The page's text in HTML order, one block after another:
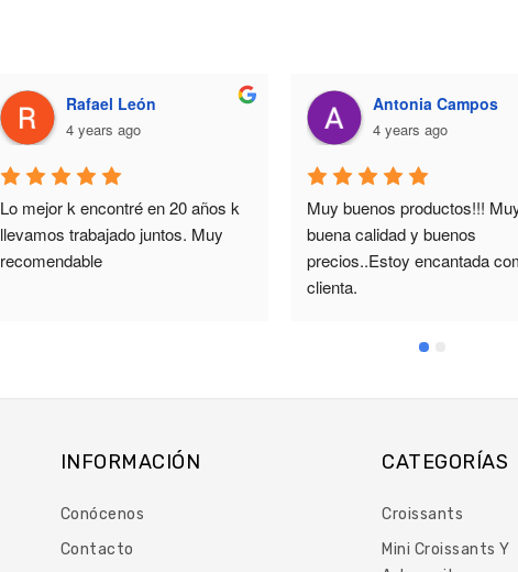
Rafael León
4 years ago
Lo mejor k encontré en 20 años k
llevamos trabajado juntos. Muy
recomendable
Antonia Campos
4 years ago
Muy buenos productos!!!
buena calidad y buenos
precios..Estoy encantada
clienta.
INFORMACIÓN
Conócenos
Contacto
CATEGORÍAS
Croissants
Mini Croissants Y